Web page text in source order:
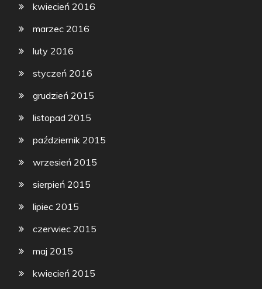
kwiecień 2016
marzec 2016
luty 2016
styczeń 2016
grudzień 2015
listopad 2015
październik 2015
wrzesień 2015
sierpień 2015
lipiec 2015
czerwiec 2015
maj 2015
kwiecień 2015